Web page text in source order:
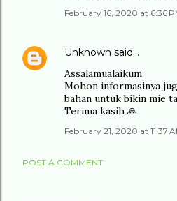
February 16, 2020 at 6:36
Unknown said…
Assalamualaikum
Mohon informasinya
bahan untuk bikin mie
Terima kasih 🙏
February 21, 2020 at 11:37
POST A COMMENT